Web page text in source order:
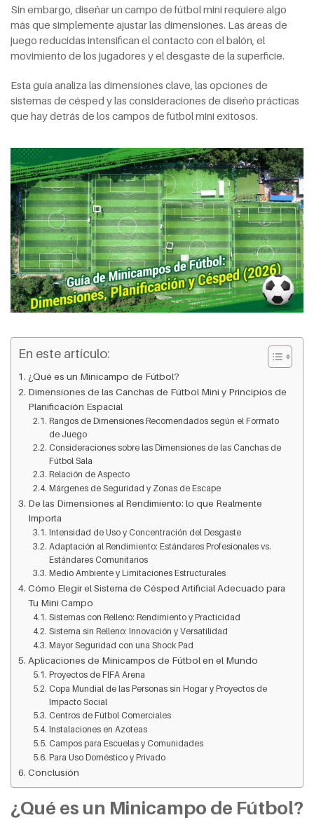
Sin embargo, diseñar un campo de fútbol mini requiere algo
más que simplemente ajustar las dimensiones. Las áreas de
juego reducidas intensifican el contacto con el balón, el
movimiento de los jugadores y el desgaste de la superficie.
Esta guía analiza las dimensiones clave, las opciones de
sistemas de césped y las consideraciones de diseño prácticas
que hay detrás de los campos de fútbol mini exitosos.
En este artículo:
¿Qué es un Minicampo de Fútbol?
Dimensiones de las Canchas de Fútbol Mini y Principios de
Planificación Espacial
Rangos de Dimensiones Recomendados según el Formato
de Juego
Consideraciones sobre las Dimensiones de las Canchas de
Fútbol Sala
Relación de Aspecto
Márgenes de Seguridad y Zonas de Escape
De las Dimensiones al Rendimiento: lo que Realmente
Importa
Intensidad de Uso y Concentración del Desgaste
Adaptación al Rendimiento: Estándares Profesionales vs.
Estándares Comunitarios
Medio Ambiente y Limitaciones Estructurales
Cómo Elegir el Sistema de Césped Artificial Adecuado para
Tu Mini Campo
Sistemas con Relleno: Rendimiento y Practicidad
Sistema sin Relleno: Innovación y Versatilidad
Mayor Seguridad con una Shock Pad
Aplicaciones de Minicampos de Fútbol en el Mundo
Proyectos de FIFA Arena
Copa Mundial de las Personas sin Hogar y Proyectos de
Impacto Social
Centros de Fútbol Comerciales
Instalaciones en Azoteas
Campos para Escuelas y Comunidades
Para Uso Doméstico y Privado
Conclusión
¿Qué es un Minicampo de Fútbol?